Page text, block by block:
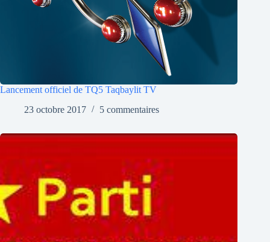
Lancement officiel de TQ5 Taqbaylit TV
23 octobre 2017
5 commentaires